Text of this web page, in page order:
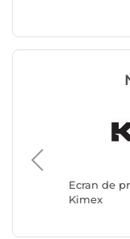
Ecran de
Kimex